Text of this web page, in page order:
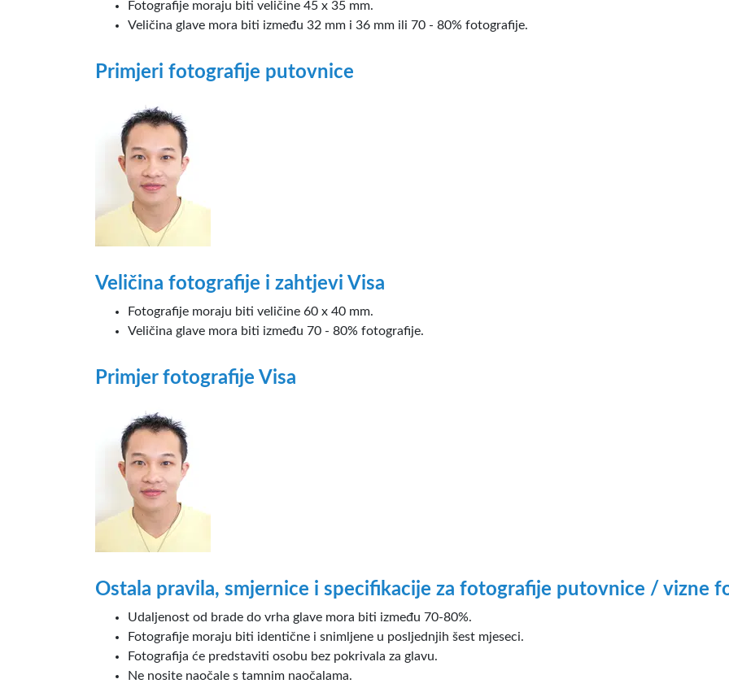
Fotografije moraju biti veličine 45 x 35 mm.
Veličina glave mora biti između 32 mm i 36 mm ili 70 - 80% fotografije.
Primjeri fotografije putovnice
Veličina fotografije i zahtjevi Visa
Fotografije moraju biti veličine 60 x 40 mm.
Veličina glave mora biti između 70 - 80% fotografije.
Primjer fotografije Visa
Ostala pravila, smjernice i specifikacije za fotografije putovnice / vizne
Udaljenost od brade do vrha glave mora biti između 70-80%.
Fotografije moraju biti identične i snimljene u posljednjih šest mjeseci.
Fotografija će predstaviti osobu bez pokrivala za glavu.
Ne nosite naočale s tamnim naočalama.